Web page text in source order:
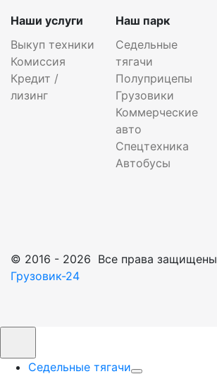
Наши услуги
Выкуп техники
Комиссия
Кредит /
лизинг
Наш парк
Седельные
тягачи
Полуприцепы
Грузовики
Коммерческие
авто
Спецтехника
Автобусы
© 2016 - 2026 Все права защищены
Грузовик-24
Седельные тягачи